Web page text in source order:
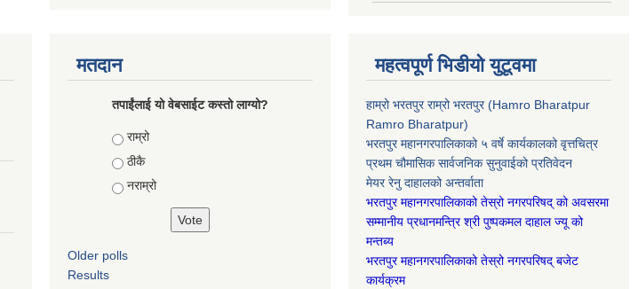
मतदान
तपाईंलाई यो वेबसाईट कस्तो लाग्यो?
Choices
राम्रो
ठीकै
नराम्रो
Older polls
Results
महत्वपूर्ण भिडीयो युटूवमा
हाम्रो भरतपुर राम्रो भरतपुर (Hamro Bharatpur
Ramro Bharatpur)
भरतपुर महानगरपालिकाको ५ वर्षे कार्यकालको वृत्तचित्र
प्रथम चौमासिक सार्वजनिक सुनुवाईको प्रतिवेदन
मेयर रेनु दाहालको अन्तर्वाता
भरतपुर महानगरपालिकाको तेस्रो नगरपरिषद् को अवसरमा
सम्मानीय प्रधानमन्त्रि श्री पुष्पकमल दाहाल ज्यू को
मन्तब्य
भरतपुर महानगरपालिकाको तेस्रो नगरपरिषद् बजेट
कार्यक्रम